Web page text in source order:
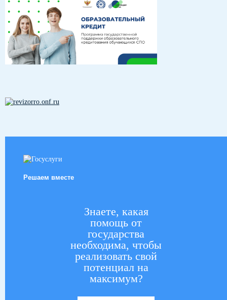
Решаем вместе
Знаете, какая
помощь от
государства
необходима, чтобы
реализовать свой
потенциал на
максимум?